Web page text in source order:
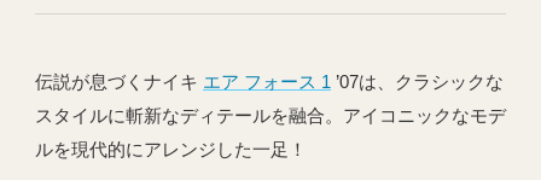
伝説が息づくナイキ エア フォース 1 ’07は、クラシックな
スタイルに斬新なディテールを融合。アイコニックなモデ
ルを現代的にアレンジした一足！